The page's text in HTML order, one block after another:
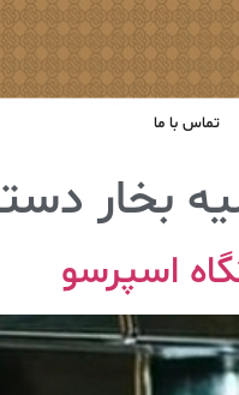
تماس با ما
بخار
اسپرسو